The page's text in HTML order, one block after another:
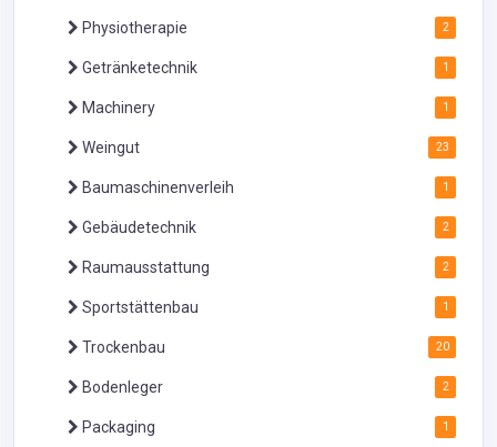
Physiotherapie 2
Getränketechnik 1
Machinery 1
Weingut 23
Baumaschinenverleih 1
Gebäudetechnik 2
Raumausstattung 2
Sportstättenbau 1
Trockenbau 20
Bodenleger 2
Packaging 1